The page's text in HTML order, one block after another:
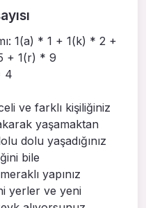
1(a) * 1 + 1(k) * 2 +
+ 1(r) * 9
4
ve farklı kişiliğiniz
yaşamaktan
dolu yaşadığınız
bile
yapınız
yerler ve yeni